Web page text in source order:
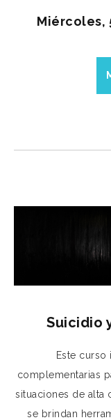
Miércoles,
Suicidio
Este
complementarias
situaciones de alta
se brindan